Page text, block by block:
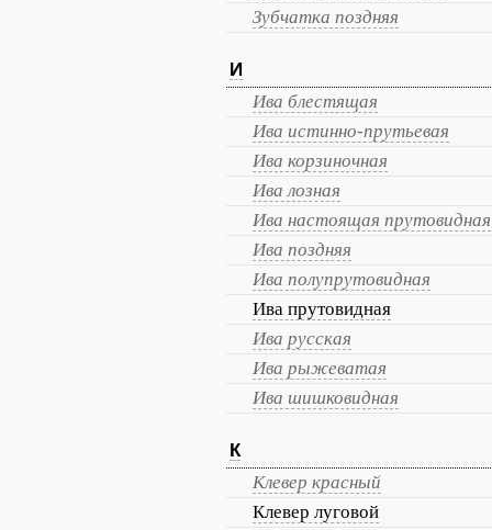
Зубчатка поздняя
И
Ива блестящая
Ива истинно-прутьевая
Ива корзиночная
Ива лозная
Ива настоящая прутовидная
Ива поздняя
Ива полупрутовидная
Ива прутовидная
Ива русская
Ива рыжеватая
Ива шишковидная
К
Клевер красный
Клевер луговой